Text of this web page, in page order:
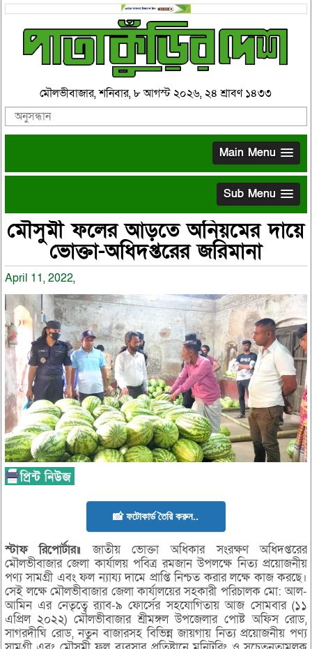
মৌলভীবাজার, শনিবার, ৮ আগস্ট ২০২৬, ২৪ শ্রাবণ ১৪৩৩
Main Menu
Sub Menu
মৌসুমী ফলের আড়তে অনিয়মের দায়ে
ভোক্তা-অধিদপ্তরের জরিমানা
April 11, 2022,
📸 ফটোকার্ড তৈরি করুন..
স্টাফ রিপোর্টার॥ জাতীয় ভোক্তা অধিকার সংরক্ষণ অধিদপ্তরের
মৌলভীবাজার জেলা কার্যালয় পবিত্র রমজান উপলক্ষে নিত্য প্রয়োজনীয়
পণ্য সামগ্রী এবং ফল ন্যায্য দামে প্রাপ্তি নিশ্চত করার লক্ষে কাজ করছে।
সেই লক্ষে মৌলভীবাজার জেলা কার্যালয়ের সহকারী পরিচালক মো: আল-
আমিন এর নেতৃত্বে র‌্যাব-৯ ফোর্সের সহযোগিতায় আজ সোমবার (১১
এপ্রিল ২০২২) মৌলভীবাজার শ্রীমঙ্গল উপজেলার পোষ্ট অফিস রোড,
সাগরদীঘি রোড, নতুন বাজারসহ বিভিন্ন জায়গায় নিত্য প্রয়োজনীয় পণ্য